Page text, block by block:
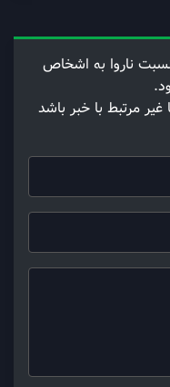
ناروا به اشخاص
غیر مرتبط با خبر باشد